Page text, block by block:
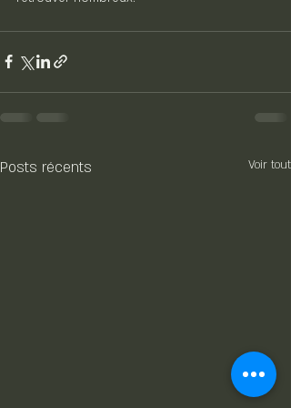
Posts récents Voir tout